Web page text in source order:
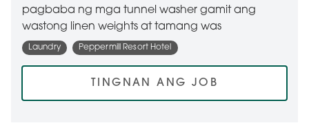
pagbaba ng mga tunnel washer gamit ang
wastong linen weights at tamang was
Laundry Peppermill Resort Hotel
TINGNAN ANG JOB